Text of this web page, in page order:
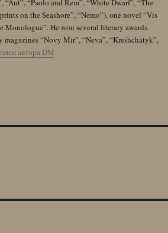
“Paolo and Rem”, “White Dwarf”, “The
on the Seashore”, “Nemo”), one novel “Vis
He won several literary awards.
“Novy Mir”, “Neva”, “Kreshchatyk”,
автора DM